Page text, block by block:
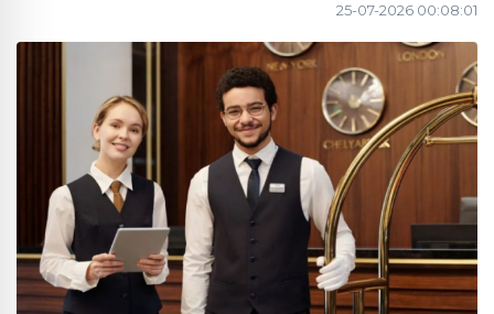
25-07-2026 00:08:01